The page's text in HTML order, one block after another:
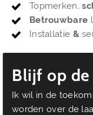
Topmerken,
Betrouwbare
Installatie &
Blijf op
Ik wil in de
worden over de